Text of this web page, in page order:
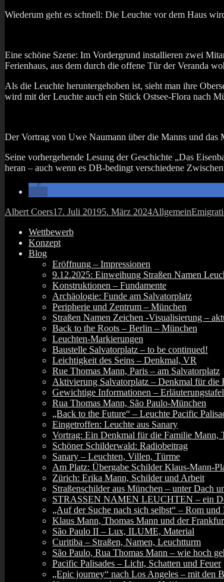
Wie­der­um geht es schnell: Die Leuch­te vor dem Haus
Eine schö­ne Sze­ne: Im Vor­der­grund instal­lie­ren zwei
Feri­en­haus, aus dem durch die offe­ne Tür der Veran­da
Als die Leuch­te her­un­ter­ge­ho­ben ist, sieht man ihre
wird mit der Leuch­te auch ein Stück Ost­see-Flo­ra nach
Der Vor­trag von Uwe Nau­mann über die Manns und das
Sei­ne vor­her­ge­hen­de Lesung der Geschich­te „Das
her­an – auch wenn es DB-bedingt ver­schie­de­ne
Autor
Albert CoersVeröffentlicht
17. Juli 20195. März 2024Kategorien
Allgemein
Wettbewerb
Konzept
Blog
Eröffnung – Impressionen
9.12.2025: Einweihung Straßen Namen
Konstruktionen – Fundamente
Archäologie: Funde am Salvatorplatz
Peripherie und Zentrum – München
Straßen Namen Zeichen ‑Visualisierung –
Back to the Roots – Berlin – München
Leuchten-Markierungen
Baustelle Salvatorplatz – to be continued!
Leichtigkeit des Seins – Denkmal, VR
Rue Thomas Mann, Paris – am Salvatorplatz
Aktivierung Salvatorplatz – Denkmal für die
Gewichtige Informationen –
Rua Thomas Mann, São Paulo-München
„Back to the Future“ – Leuchte Pacific
Eingetroffen: Leuchte aus Sanary
Vortrag: Ein Denkmal für die Familie Mann,
Schöner Schilderwald: Radiobeitrag
Sanary – Leuchten, Villen, Türme
Am Platz: Übergabe Schilder Klaus-Mann-
Zürich: Erika Mann, Schilder und Arbeit
Straßenschilder aus München – unter Dach
STRASSEN NAMEN LEUCHTEN – ein
„Auf der Suche nach sich selbst“ – Rom und
Klaus Mann, Thomas Mann und der
São Paulo II – Lux, ILUME, Material
Curitiba – Straßen, Namen, Leuchtturm
São Paulo, Rua Thomas Mann – wie hoch
Pacific Palisades – Licht, Schatten und Feuer
„Epic journey“ nach Los Angeles – mit den